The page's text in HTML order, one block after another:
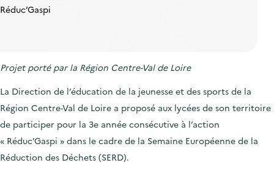
Réduc’Gaspi
Projet porté par la Région Centre-Val de Loire
La Direction de l’éducation de la jeunesse et des sports de la
Région Centre-Val de Loire a proposé aux lycées de son territoire
de participer pour la 3e année consécutive à l’action
« Réduc’Gaspi » dans le cadre de la Semaine Européenne de la
Réduction des Déchets (SERD).